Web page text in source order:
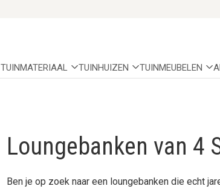
TUINMATERIAAL TUINHUIZEN TUINMEUBELEN
Loungebanken van 4
Ben je op zoek naar een loungebanken die echt